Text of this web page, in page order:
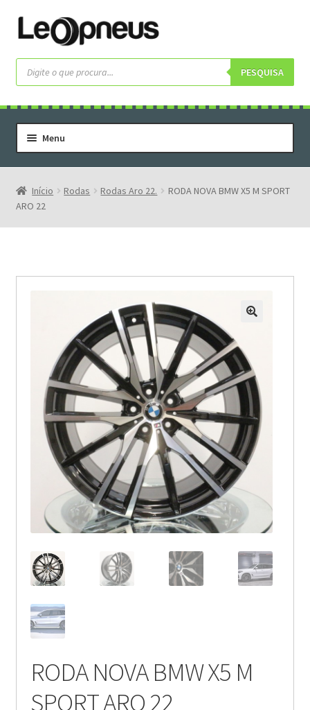
Pular
para
navegação
Pular
para
o
conteúdo
Pesquisar
produtos PESQUISA
Menu
Home
Serviços
Rodas
Início Rodas Rodas Aro 22.
RODA NOVA BMW X5 M SPORT
ARO 22
RODA NOVA BMW X5 M
SPORT ARO 22